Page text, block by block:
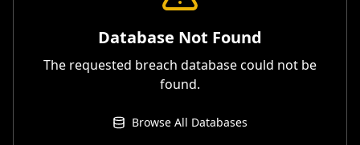
Database Not Found
The requested breach database could not be
found.
Browse All Databases